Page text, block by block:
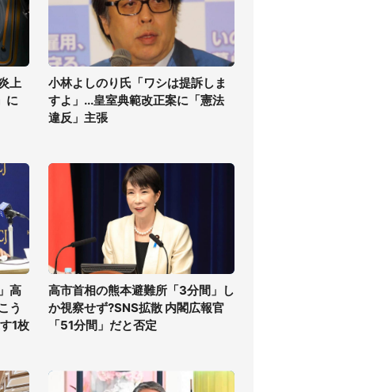
上
に
小林よしのり氏「ワシは提訴しま
すよ」...皇室典範改正案に「憲法
違反」主張
高
う
1枚
高市首相の熊本避難所「3分間」し
か視察せず?SNS拡散 内閣広報官
「51分間」だと否定